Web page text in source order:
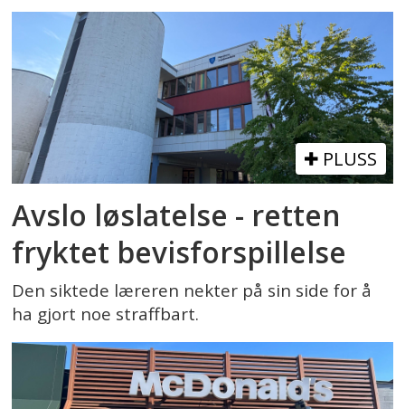
PLUSS
Avslo løslatelse - retten
fryktet bevisforspillelse
Den siktede læreren nekter på sin side for å
ha gjort noe straffbart.